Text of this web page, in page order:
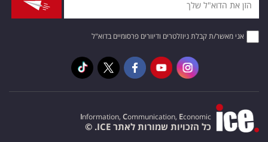
אני מאשר/ת קבלת ניוזלטרים ודיוורים פרסומיים בדוא"ל
Information, Communication, Economic
כל הזכויות שמורות לאתר ICE. ©